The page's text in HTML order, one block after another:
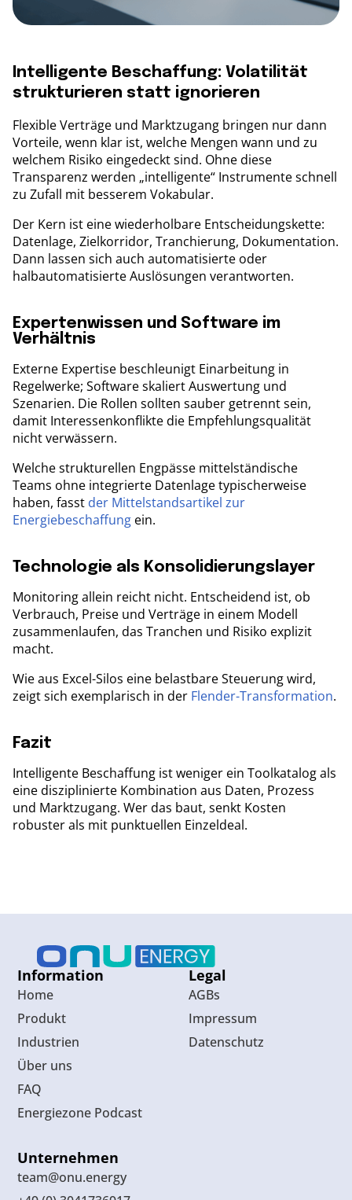
Intelligente Beschaffung: Volatilität
strukturieren statt ignorieren
Flexible Verträge und Marktzugang bringen nur dann
Vorteile, wenn klar ist, welche Mengen wann und zu
welchem Risiko eingedeckt sind. Ohne diese
Transparenz werden „intelligente“ Instrumente schnell
zu Zufall mit besserem Vokabular.
Der Kern ist eine wiederholbare Entscheidungskette:
Datenlage, Zielkorridor, Tranchierung, Dokumentation.
Dann lassen sich auch automatisierte oder
halbautomatisierte Auslösungen verantworten.
Expertenwissen und Software im
Verhältnis
Externe Expertise beschleunigt Einarbeitung in
Regelwerke; Software skaliert Auswertung und
Szenarien. Die Rollen sollten sauber getrennt sein,
damit Interessenkonflikte die Empfehlungsqualität
nicht verwässern.
Welche strukturellen Engpässe mittelständische
Teams ohne integrierte Datenlage typischerweise
haben, fasst der Mittelstandsartikel zur
Energiebeschaffung ein.
Technologie als Konsolidierungslayer
Monitoring allein reicht nicht. Entscheidend ist, ob
Verbrauch, Preise und Verträge in einem Modell
zusammenlaufen, das Tranchen und Risiko explizit
macht.
Wie aus Excel-Silos eine belastbare Steuerung wird,
zeigt sich exemplarisch in der Flender-Transformation.
Fazit
Intelligente Beschaffung ist weniger ein Toolkatalog als
eine disziplinierte Kombination aus Daten, Prozess
und Marktzugang. Wer das baut, senkt Kosten
robuster als mit punktuellen Einzeldeal.
Information
Home
Produkt
Industrien
Über uns
FAQ
Energiezone Podcast
Legal
AGBs
Impressum
Datenschutz
Unternehmen
team@onu.energy